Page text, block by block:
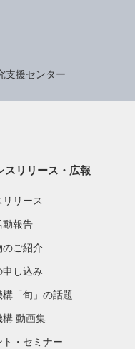
支援センター
スリリース・広報
リース
動報告
のご紹介
申し込み
構「旬」の話題
構 動画集
ト・セミナー